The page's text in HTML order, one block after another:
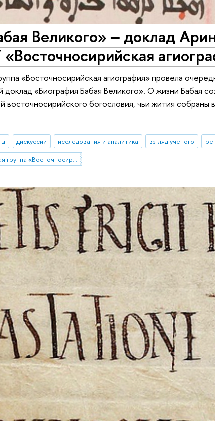
Великого» ‒ доклад
«Восточносирийская агиография» провела
«Биография Бабая Великого». О жизни Бабая
восточносирийского богословия, чьи жития
дискуссии исследования и аналитика взгляд ученого